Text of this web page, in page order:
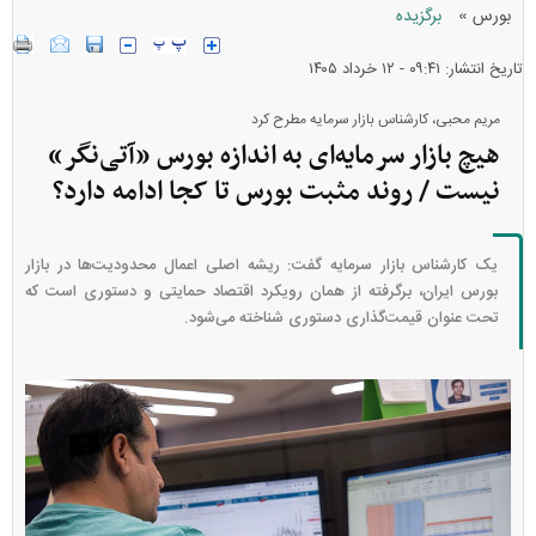
بورس » برگزیده
تاریخ انتشار: ۰۹:۴۱ - ۱۲ خرداد ۱۴۰۵
مریم محبی، کارشناس بازار سرمایه مطرح کرد
هیچ بازار سرمایه‌ای به اندازه بورس «آتی‌نگر»
نیست / روند مثبت بورس تا کجا ادامه دارد؟
یک کارشناس بازار سرمایه گفت: ریشه اصلی اعمال محدودیت‌ها در بازار
بورس ایران، برگرفته از همان رویکرد اقتصاد حمایتی و دستوری است که
تحت عنوان قیمت‌گذاری دستوری شناخته می‌شود.